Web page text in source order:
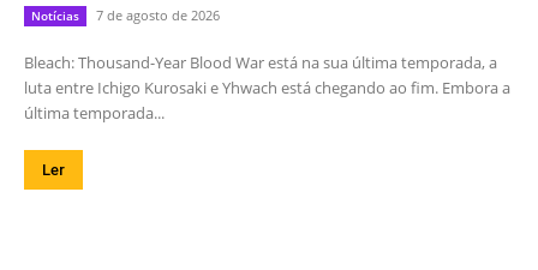
Notícias 7 de agosto de 2026
Bleach: Thousand-Year Blood War está na sua última temporada, a
luta entre Ichigo Kurosaki e Yhwach está chegando ao fim. Embora a
última temporada...
Ler